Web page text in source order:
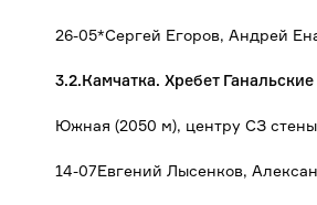
26-05*Сергей Егоров, Андрей
3.2.Камчатка. Хребет
Южная (2050 м), центру СЗ
14-07Евгений Лысенков,